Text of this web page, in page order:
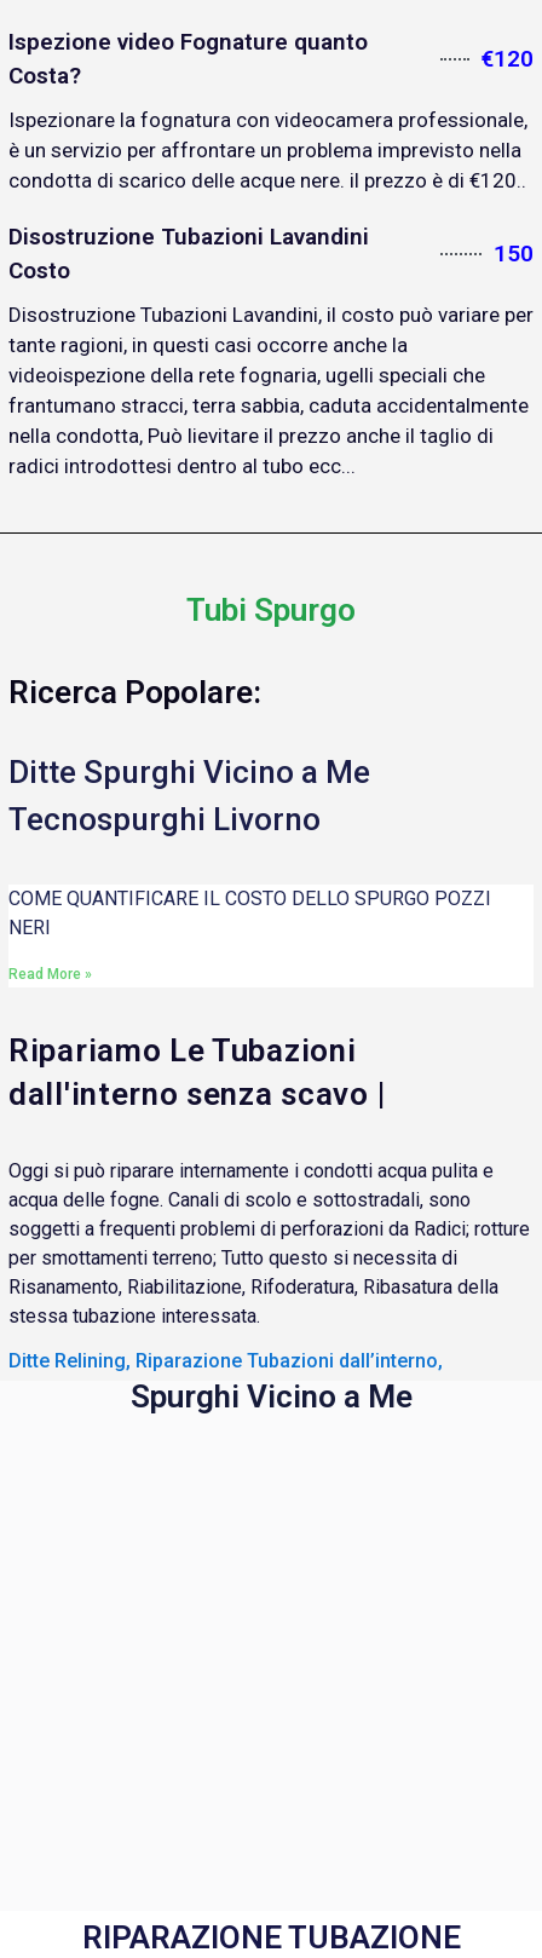
Ispezione video Fognature quanto
Costa?
€120
Ispezionare la fognatura con videocamera professionale,
è un servizio per affrontare un problema imprevisto nella
condotta di scarico delle acque nere. il prezzo è di €120..
Disostruzione Tubazioni Lavandini
Costo
150
Disostruzione Tubazioni Lavandini, il costo può variare per
tante ragioni, in questi casi occorre anche la
videoispezione della rete fognaria, ugelli speciali che
frantumano stracci, terra sabbia, caduta accidentalmente
nella condotta, Può lievitare il prezzo anche il taglio di
radici introdottesi dentro al tubo ecc...
Tubi Spurgo
Ricerca Popolare:
Ditte Spurghi Vicino a Me
Tecnospurghi Livorno
COME QUANTIFICARE IL COSTO DELLO SPURGO POZZI
NERI
Read More »
Ripariamo Le Tubazioni
dall'interno senza scavo |
Oggi si può riparare internamente i condotti acqua pulita e
acqua delle fogne. Canali di scolo e sottostradali, sono
soggetti a frequenti problemi di perforazioni da Radici; rotture
per smottamenti terreno; Tutto questo si necessita di
Risanamento, Riabilitazione, Rifoderatura, Ribasatura della
stessa tubazione interessata.
Ditte Relining, Riparazione Tubazioni dall’interno,
Spurghi Vicino a Me
RIPARAZIONE TUBAZIONE